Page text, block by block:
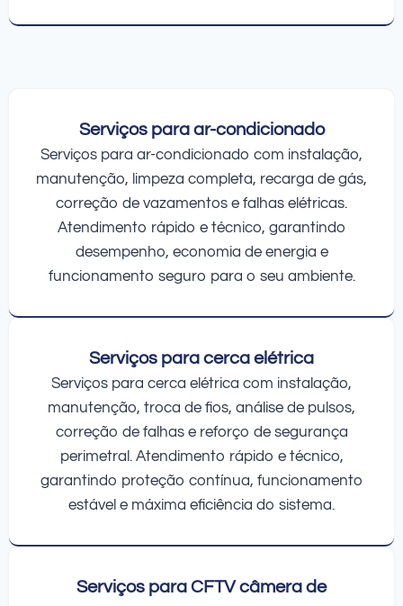
Serviços para ar-condicionado
Serviços para ar-condicionado com instalação,
manutenção, limpeza completa, recarga de gás,
correção de vazamentos e falhas elétricas.
Atendimento rápido e técnico, garantindo
desempenho, economia de energia e
funcionamento seguro para o seu ambiente.
Serviços para cerca elétrica
Serviços para cerca elétrica com instalação,
manutenção, troca de fios, análise de pulsos,
correção de falhas e reforço de segurança
perimetral. Atendimento rápido e técnico,
garantindo proteção contínua, funcionamento
estável e máxima eficiência do sistema.
Serviços para CFTV câmera de